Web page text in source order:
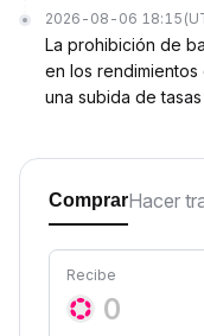
2026-08-06 18:15
La prohibición de
en los rendimientos
una subida de
ComprarHacer
Recibe